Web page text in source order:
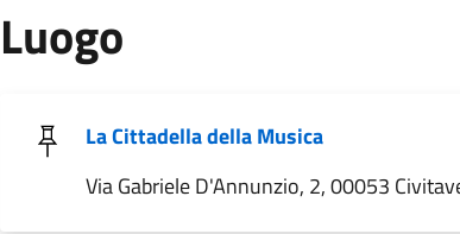
Luogo
La Cittadella della Musica
Via Gabriele D'Annunzio, 2, 00053